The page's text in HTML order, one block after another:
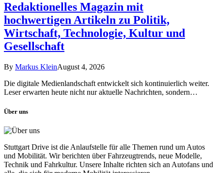
Redaktionelles Magazin mit
hochwertigen Artikeln zu Politik,
Wirtschaft, Technologie, Kultur und
Gesellschaft
By Markus KleinAugust 4, 2026
Die digitale Medienlandschaft entwickelt sich kontinuierlich weiter.
Leser erwarten heute nicht nur aktuelle Nachrichten, sondern…
Über uns
Stuttgart Drive ist die Anlaufstelle für alle Themen rund um Autos
und Mobilität. Wir berichten über Fahrzeugtrends, neue Modelle,
Technik und Fahrkultur. Unsere Inhalte richten sich an Autofans und